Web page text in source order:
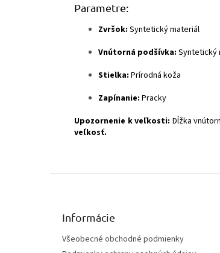
Parametre:
Zvršok: Syntetický materiál
Vnútorná podšívka: Syntetický
Stielka: Prírodná koža
Zapínanie: Pracky
Upozornenie k veľkosti: Dĺžka
veľkosť.
Informácie
Všeobecné obchodné podmienky